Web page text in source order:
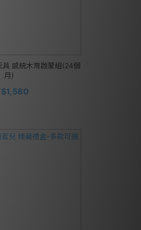
感統木育啟蒙組(24個
月)